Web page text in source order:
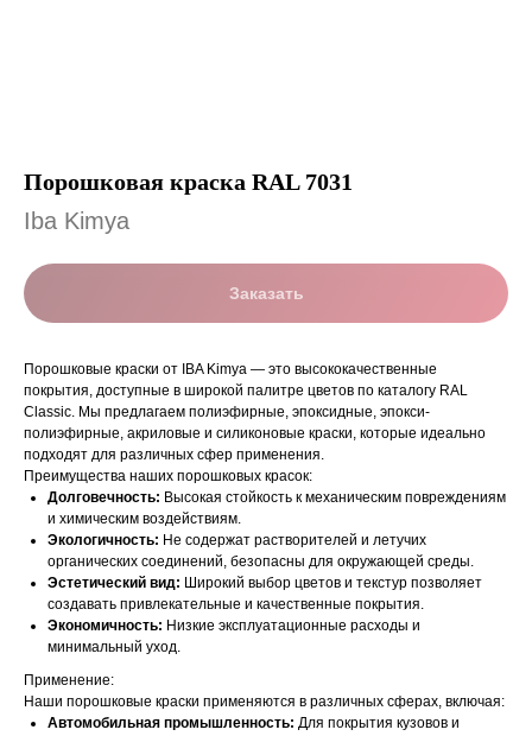
Порошковая краска RAL 7031
Iba Kimya
Заказать
Порошковые краски от IBA Kimya — это высококачественные
покрытия, доступные в широкой палитре цветов по каталогу RAL
Classic. Мы предлагаем полиэфирные, эпоксидные, эпокси-
полиэфирные, акриловые и силиконовые краски, которые идеально
подходят для различных сфер применения.
Преимущества наших порошковых красок:
Долговечность: Высокая стойкость к механическим повреждениям
и химическим воздействиям.
Экологичность: Не содержат растворителей и летучих
органических соединений, безопасны для окружающей среды.
Эстетический вид: Широкий выбор цветов и текстур позволяет
создавать привлекательные и качественные покрытия.
Экономичность: Низкие эксплуатационные расходы и
минимальный уход.
Применение:
Наши порошковые краски применяются в различных сферах, включая:
Автомобильная промышленность: Для покрытия кузовов и